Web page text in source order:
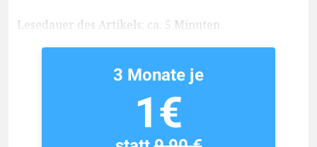
Lesedauer des Artikels: ca. 5 Minuten
3 Monate je
1€